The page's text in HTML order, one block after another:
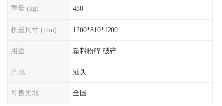
重量 (kg) 480
机器尺寸 (mm) 1200*810*1200
用途 塑料粉碎 破碎
产地 汕头
可售卖地 全国